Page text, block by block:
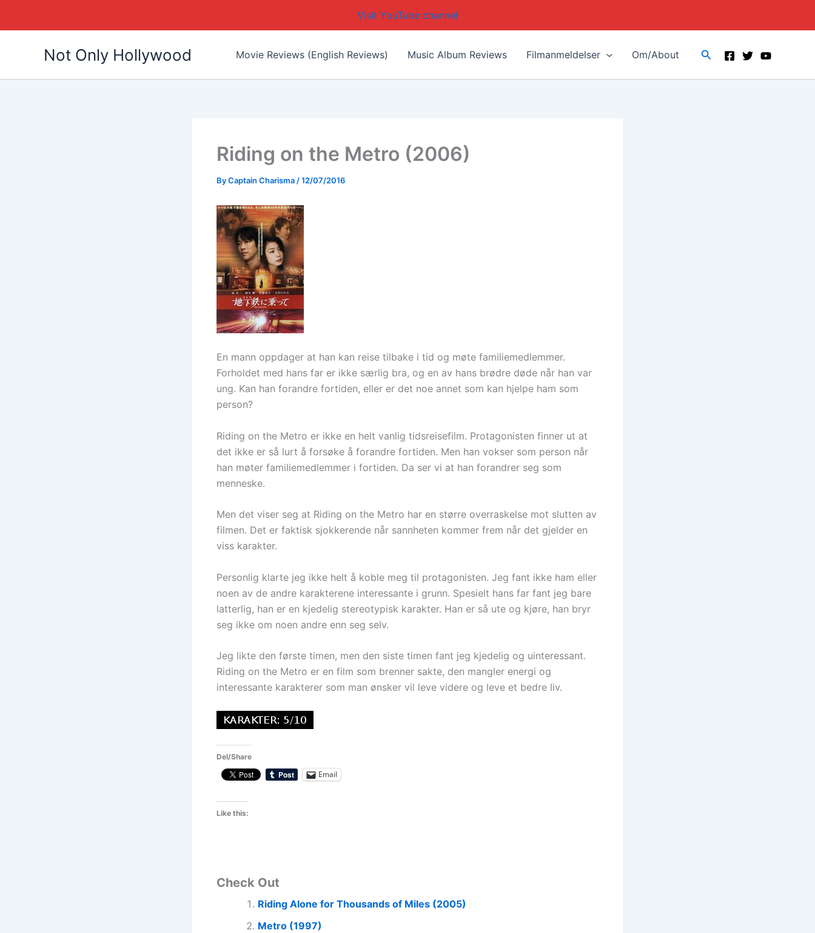
Visit YouTube channel
Not Only Hollywood Movie Reviews (English Reviews) Music Album Reviews Filmanmeldelser Om/About Search
Riding on the Metro (2006)
ByCaptain Charisma/12/07/2016
En mann oppdager at han kan reise tilbake i tid og møte familiemedlemmer.
Forholdet med hans far er ikke særlig bra, og en av hans brødre døde når han var
ung. Kan han forandre fortiden, eller er det noe annet som kan hjelpe ham som
person?
Riding on the Metro er ikke en helt vanlig tidsreisefilm. Protagonisten finner ut at
det ikke er så lurt å forsøke å forandre fortiden. Men han vokser som person når
han møter familiemedlemmer i fortiden. Da ser vi at han forandrer seg som
menneske.
Men det viser seg at Riding on the Metro har en større overraskelse mot slutten av
filmen. Det er faktisk sjokkerende når sannheten kommer frem når det gjelder en
viss karakter.
Personlig klarte jeg ikke helt å koble meg til protagonisten. Jeg fant ikke ham eller
noen av de andre karakterene interessante i grunn. Spesielt hans far fant jeg bare
latterlig, han er en kjedelig stereotypisk karakter. Han er så ute og kjøre, han bryr
seg ikke om noen andre enn seg selv.
Jeg likte den første timen, men den siste timen fant jeg kjedelig og uinteressant.
Riding on the Metro er en film som brenner sakte, den mangler energi og
interessante karakterer som man ønsker vil leve videre og leve et bedre liv.
Del/Share
Email
Like this:
Check Out
Riding Alone for Thousands of Miles (2005)
Metro (1997)